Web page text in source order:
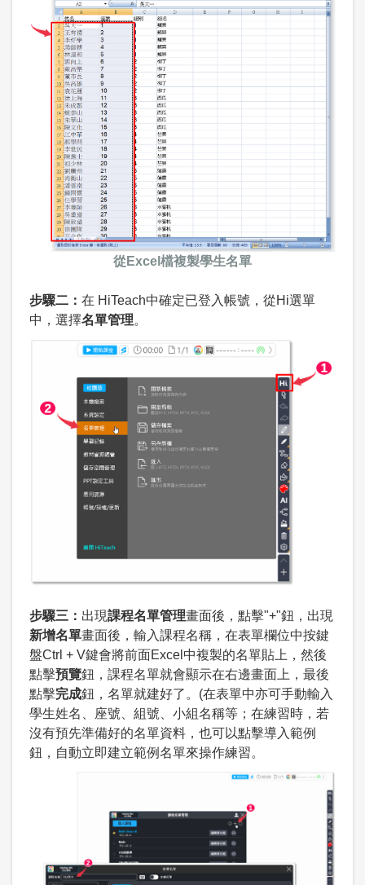
從Excel檔複製學生名單
步驟二： 在 HiTeach中確定已登入帳號，從Hi選單
中，選擇名單管理。
步驟三： 出現課程名單管理畫面後，點擊"+"鈕，出現
新增名單畫面後，輸入課程名稱，在表單欄位中按鍵
盤Ctrl + V鍵會將前面Excel中複製的名單貼上，然後
點擊預覽鈕，課程名單就會顯示在右邊畫面上，最後
點擊完成鈕，名單就建好了。(在表單中亦可手動輸入
學生姓名、座號、組號、小組名稱等；在練習時，若
沒有預先準備好的名單資料，也可以點擊導入範例
鈕，自動立即建立範例名單來操作練習。